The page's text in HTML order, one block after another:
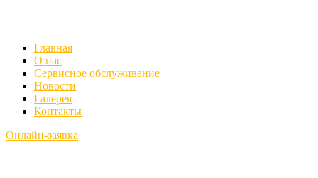
Главная
О нас
Сервисное обслуживание
Новости
Галерея
Контакты
Онлайн-заявка